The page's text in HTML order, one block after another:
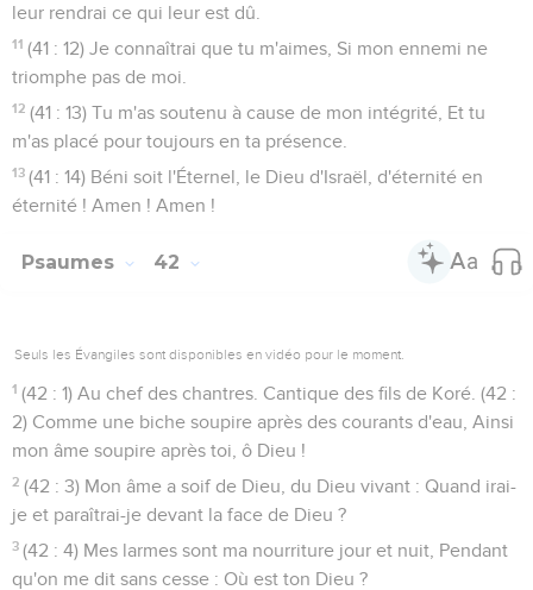
leur rendrai ce qui leur est dû.
11 (41 : 12) Je connaîtrai que tu m'aimes, Si mon ennemi ne
triomphe pas de moi.
12 (41 : 13) Tu m'as soutenu à cause de mon intégrité, Et tu
m'as placé pour toujours en ta présence.
13 (41 : 14) Béni soit l'Éternel, le Dieu d'Israël, d'éternité en
éternité ! Amen ! Amen !
Psaumes 42
Seuls les Évangiles sont disponibles en vidéo pour le moment.
1 (42 : 1) Au chef des chantres. Cantique des fils de Koré. (42 :
2) Comme une biche soupire après des courants d'eau, Ainsi
mon âme soupire après toi, ô Dieu !
2 (42 : 3) Mon âme a soif de Dieu, du Dieu vivant : Quand irai-
je et paraîtrai-je devant la face de Dieu ?
3 (42 : 4) Mes larmes sont ma nourriture jour et nuit, Pendant
qu'on me dit sans cesse : Où est ton Dieu ?